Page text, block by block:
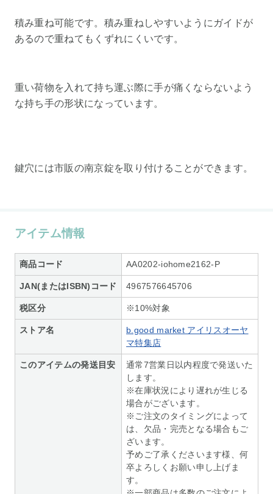
積み重ね可能です。積み重ねしやすいようにガイドが
あるので重ねてもくずれにくいです。
重い荷物を入れて持ち運ぶ際に手が痛くならないよう
な持ち手の形状になっています。
鍵穴には市販の南京錠を取り付けることができます。
アイテム情報
商品コード AA0202-iohome2162-P
JAN(またはISBN)コード 4967576645706
税区分 ※10%対象
ストア名
b.good market アイリスオーヤ
マ特集店
このアイテムの発送目安
通常7営業日以内程度で発送いた
します。
※在庫状況により遅れが生じる
場合がございます。
※ご注文のタイミングによって
は、欠品・完売となる場合もご
ざいます。
予めご了承くださいます様、何
卒よろしくお願い申し上げま
す。